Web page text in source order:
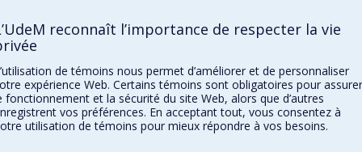
reconnaît l’importance de respecter la vie
de témoins nous permet d’améliorer et de personnaliser
expérience Web. Certains témoins sont obligatoires pour assurer
fonctionnement et la sécurité du site Web, alors que d’autres
vos préférences. En acceptant tout, vous consentez à
utilisation de témoins pour mieux répondre à vos besoins.